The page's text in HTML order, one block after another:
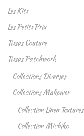
Les Kits
Les Petits Prix
Tissus Couture
Tissus Patchwork
Collections Diverses
Collections Makower
Collection Linen Textures
Collection Michiko